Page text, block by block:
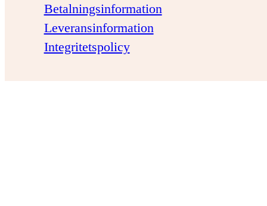
Betalningsinformation
Leveransinformation
Integritetspolicy